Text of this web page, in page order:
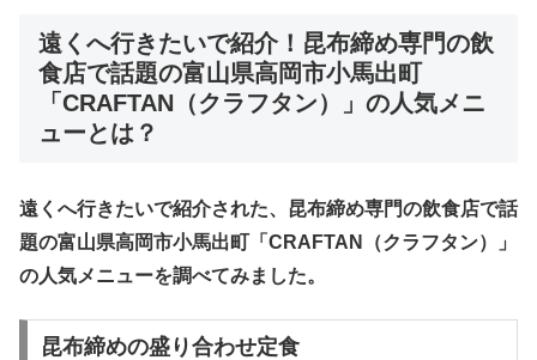
遠くへ行きたいで紹介！ 昆布締め専門の飲
食店で話題の富山県高岡市小馬出町
「CRAFTAN（クラフタン）」 の人気メニ
ューとは？
遠くへ行きたいで紹介された、昆布締め専門の飲食店で話
題の富山県高岡市小馬出町「CRAFTAN（クラフタン）」
の人気メニューを調べてみました。
昆布締めの盛り合わせ定食